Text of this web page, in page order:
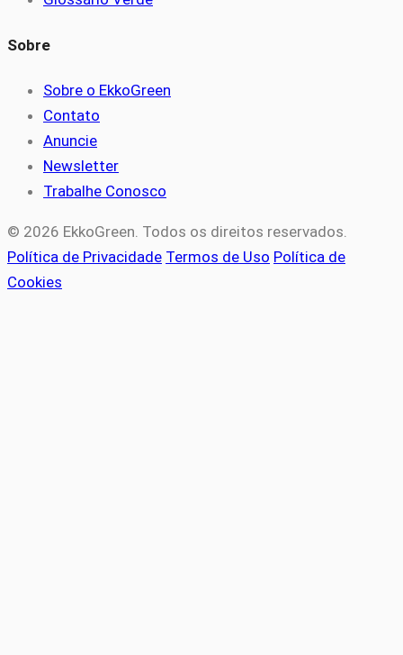
Sobre
Sobre o EkkoGreen
Contato
Anuncie
Newsletter
Trabalhe Conosco
© 2026 EkkoGreen. Todos os direitos reservados.
Política de Privacidade Termos de Uso Política de
Cookies